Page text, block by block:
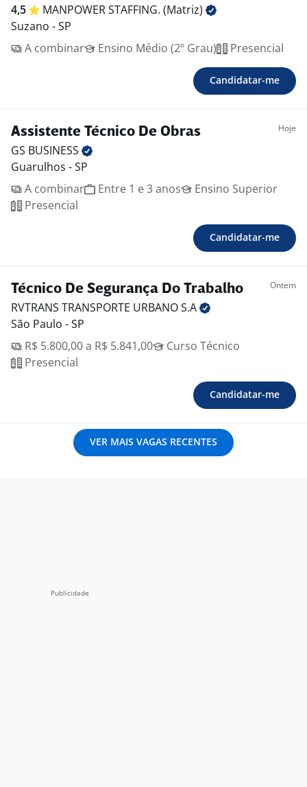
4,5 MANPOWER STAFFING. (Matriz)
Suzano - SP
A combinar
Ensino Médio (2º Grau) Presencial
Candidatar-me
Assistente Técnico De Obras Hoje
GS BUSINESS
Guarulhos - SP
A combinar
Entre 1 e 3 anos
Ensino Superior
Presencial
Candidatar-me
Técnico De Segurança Do Trabalho Ontem
RVTRANS TRANSPORTE URBANOS.A
São Paulo - SP
R$ 5.800,00 a R$ 5.841,00
Curso Técnico
Presencial
Candidatar-me
VER MAIS VAGAS RECENTES